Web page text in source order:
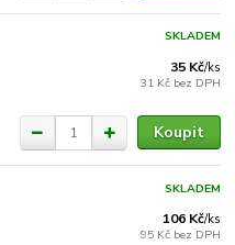
35 Kč/ks
31 Kč bez DPH
SKLADEM
Koupit
106 Kč/ks
95 Kč bez DPH
SKLADEM